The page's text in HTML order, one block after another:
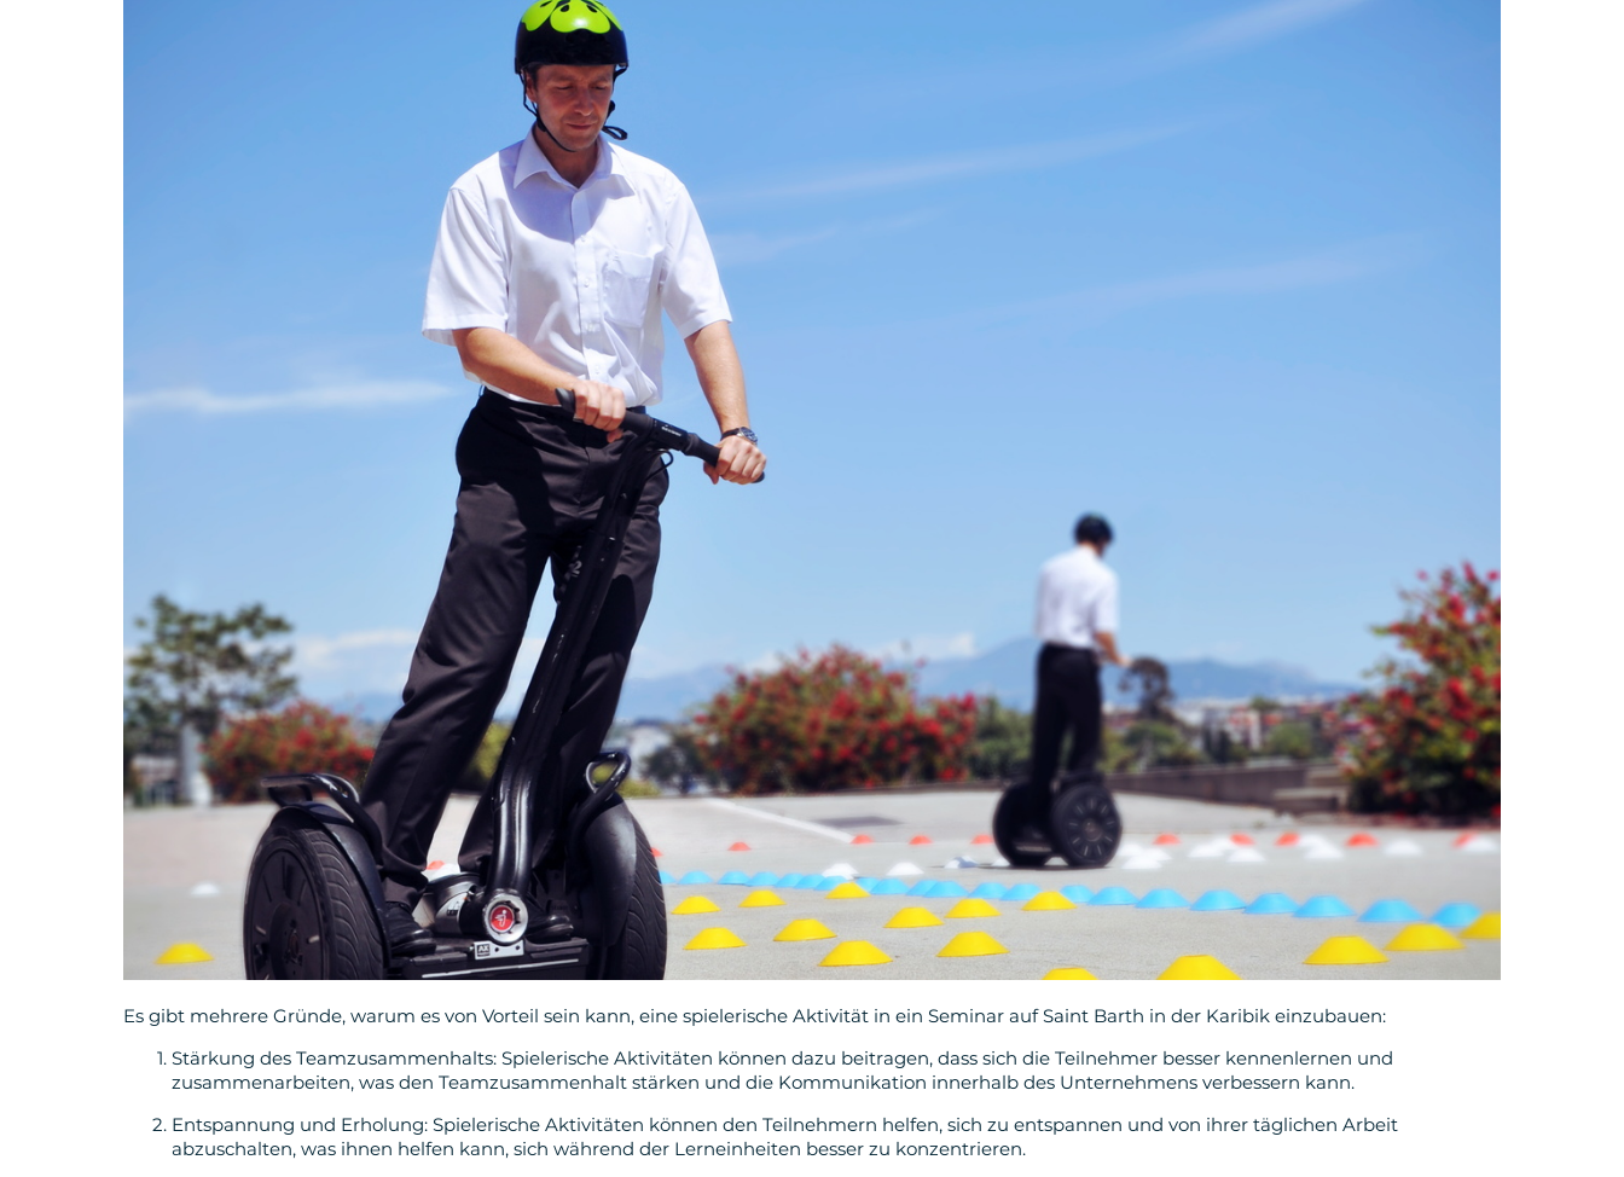
Es gibt mehrere Gründe, warum es von Vorteil sein kann, eine spielerische Aktivität in ein Seminar auf Saint Barth in der Karibik einzubauen:
Stärkung des Teamzusammenhalts: Spielerische Aktivitäten können dazu beitragen, dass sich die Teilnehmer besser kennenlernen und
zusammenarbeiten, was den Teamzusammenhalt stärken und die Kommunikation innerhalb des Unternehmens verbessern kann.
Entspannung und Erholung: Spielerische Aktivitäten können den Teilnehmern helfen, sich zu entspannen und von ihrer täglichen Arbeit
abzuschalten, was ihnen helfen kann, sich während der Lerneinheiten besser zu konzentrieren.